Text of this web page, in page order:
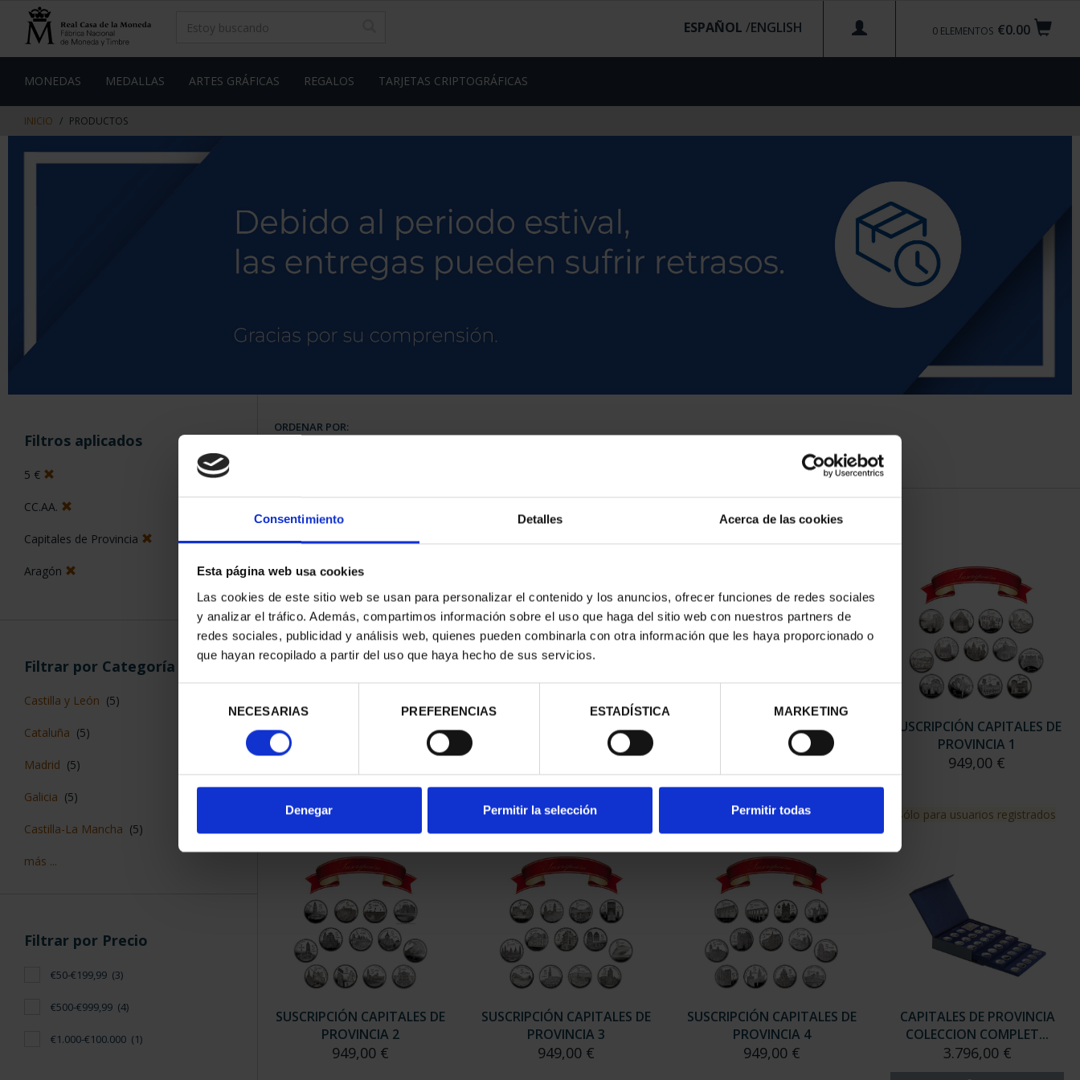
Consentimiento Detalles Acerca de las cookies
Esta página web usa cookies
Las cookies de este sitio web se usan para personalizar el contenido y los anuncios, ofrecer funciones de redes sociales
y analizar el tráfico. Además, compartimos información sobre el uso que haga del sitio web con nuestros partners de
redes sociales, publicidad y análisis web, quienes pueden combinarla con otra información que les haya proporcionado o
que hayan recopilado a partir del uso que haya hecho de sus servicios.
consentimiento
NECESARIAS PREFERENCIAS ESTADÍSTICA MARKETING
Denegar Permitir la selección Permitir todas
contenido
de
€0.00
0 ELEMENTOS
ESPAÑOL /
MONEDAS MEDALLAS ARTES GRÁFICAS REGALOS TARJETAS CRIPTOGRÁFICAS
INICIO PRODUCTOS
Filtros aplicados
5 €
CC.AA.
Capitales de Provincia
Aragón
Filtrar por Categoría
Castilla y León (5)
Cataluña (5)
Madrid (5)
Galicia (5)
Castilla-La Mancha (5)
más ...
Filtrar por Precio
€50-€199,99 (3)
€500-€999,99 (4)
€1.000-€100.000 (1)
ORDENAR POR:
8 Productos encontrados
CAPITALES ESPAÑOLAS -
CAPITALES ESPAÑOLAS -
CAPITALES ESPAÑOLAS -
ZARAGOZA
SUSCRIPCIÓN CAPITALES DE
PROVINCIA 1
949,00 €
Sólo para usuarios registrados
SUSCRIPCIÓN CAPITALES DE
PROVINCIA 2
949,00 €
SUSCRIPCIÓN CAPITALES DE
PROVINCIA 3
949,00 €
SUSCRIPCIÓN CAPITALES DE
PROVINCIA 4
949,00 €
CAPITALES DE PROVINCIA
COLECCION COMPLET...
3.796,00 €